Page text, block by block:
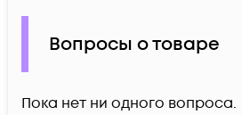
Вопросы о товаре
Пока нет ни одного вопроса.